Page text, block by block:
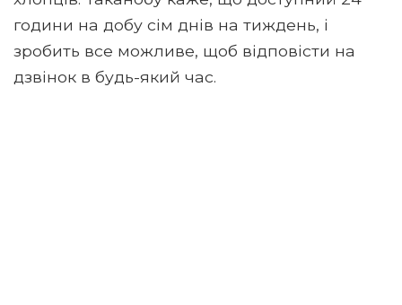
години на добу сім днів на тиждень, і
зробить все можливе, щоб відповісти на
дзвінок в будь-який час.